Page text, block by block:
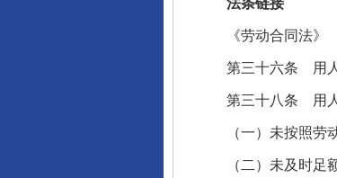
法条链接
《劳动合同法》
第三十六条 用人单
第三十八条 用人单
（一）未按照劳动
（二）未及时足额